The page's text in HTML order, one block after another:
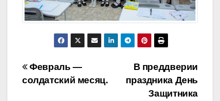
Навигация
по
В преддверии
праздника День
Защитника
Февраль —
солдатский месяц.